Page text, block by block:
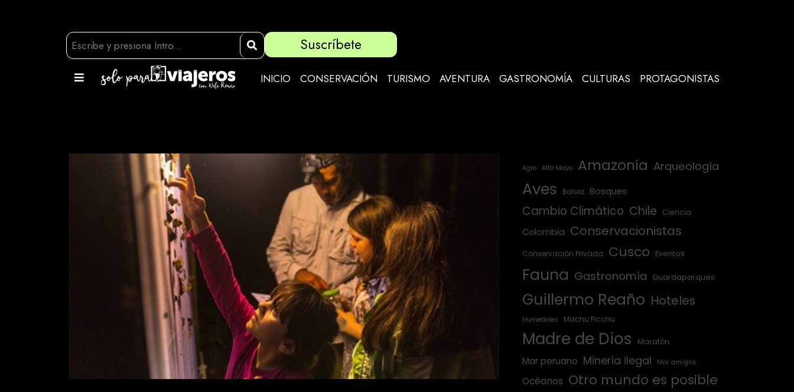
Suscríbete
INICIO CONSERVACIÓN TURISMO AVENTURA GASTRONOMÍA CULTURAS PROTAGONISTAS
Agro Alto Mayo Amazonía Arqueología
Aves Bolivia Bosques
Cambio Climático Chile Ciencia
Colombia Conservacionistas
Conservación Privada Cusco Eventos
Fauna Gastronomía Guardaparques
Guillermo Reaño Hoteles
Humedales Machu Picchu
Madre de Dios Maratón
Mar peruano Minería ilegal Mis amigos
Océanos Otro mundo es posible